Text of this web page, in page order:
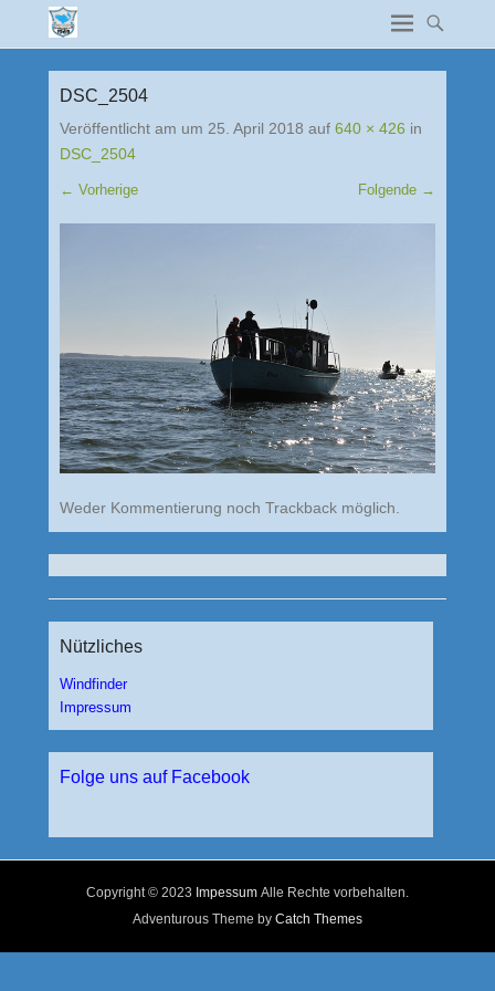
DSC_2504
Veröffentlicht am um 25. April 2018 auf 640 × 426 in
DSC_2504
← Vorherige Folgende →
Weder Kommentierung noch Trackback möglich.
Nützliches
Windfinder
Impressum
Folge uns auf Facebook
Copyright © 2023 Impessum Alle Rechte vorbehalten.
Adventurous Theme by Catch Themes